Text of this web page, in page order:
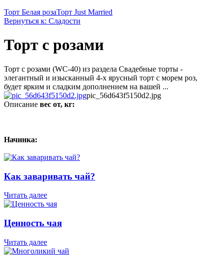
Торт Белая розаТорт Just Married
Вернуться к: Сладости
Торт с розами
Торт с розами (WC-40) из раздела Свадебные торты -
элегантный и изысканный 4-х ярусный торт с морем роз,
будет ярким и сладким дополнением на вашей ...
pic_56d643f5150d2.jpg
Описание вес от, кг:
Начинка:
Как заваривать чай?
Читать далее
Ценность чая
Читать далее